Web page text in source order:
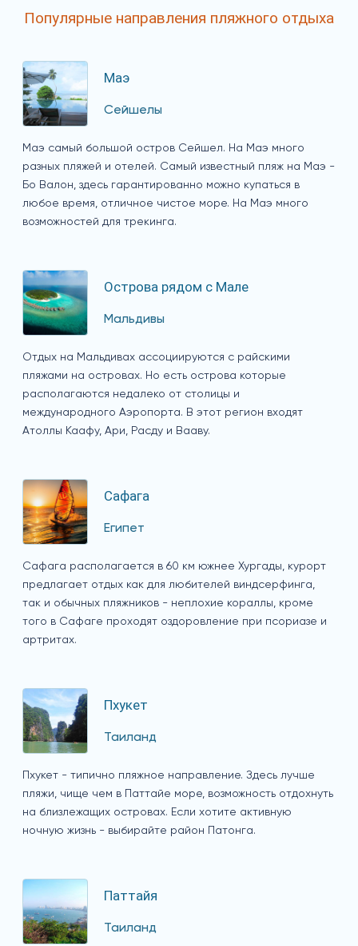
Популярные направления пляжного отдыха
Маэ
Сейшелы
Маэ самый большой остров Сейшел. На Маэ много
разных пляжей и отелей. Самый известный пляж на Маэ -
Бо Валон, здесь гарантированно можно купаться в
любое время, отличное чистое море. На Маэ много
возможностей для трекинга.
Острова рядом с Мале
Мальдивы
Отдых на Мальдивах ассоциируются с райскими
пляжами на островах. Но есть острова которые
располагаются недалеко от столицы и
международного Аэропорта. В этот регион входят
Атоллы Каафу, Ари, Расду и Вааву.
Сафага
Египет
Сафага располагается в 60 км южнее Хургады, курорт
предлагает отдых как для любителей виндсерфинга,
так и обычных пляжников - неплохие кораллы, кроме
того в Сафаге проходят оздоровление при псориазе и
артритах.
Пхукет
Таиланд
Пхукет - типично пляжное направление. Здесь лучше
пляжи, чище чем в Паттайе море, возможность отдохнуть
на близлежащих островах. Если хотите активную
ночную жизнь - выбирайте район Патонга.
Паттайя
Таиланд